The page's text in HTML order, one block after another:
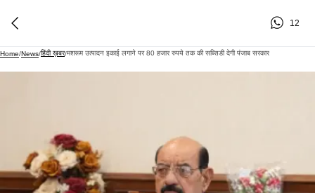
12
Home/News/हिंदी ख़बर/मशरूम उत्पादन इकाई लगाने पर 80 हजार रुपये तक की सब्सिडी देगी पंजाब सरकार